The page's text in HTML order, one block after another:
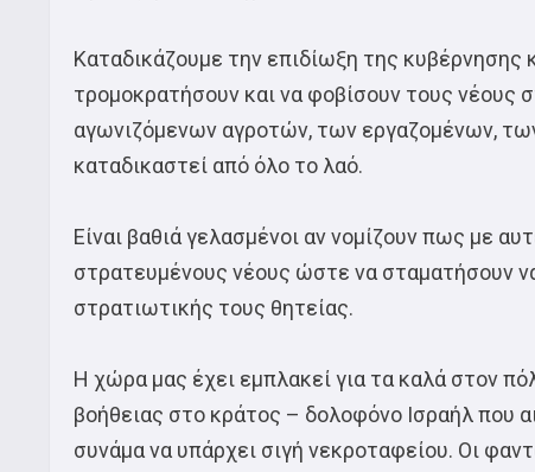
Καταδικάζουμε την επιδίωξη της κυβέρνησης
τρομοκρατήσουν και να φοβίσουν τους νέους
αγωνιζόμενων αγροτών, των εργαζομένων,
καταδικαστεί από όλο το λαό.
Είναι βαθιά γελασμένοι αν νομίζουν πως με
στρατευμένους νέους ώστε να σταματήσουν
στρατιωτικής τους θητείας.
Η χώρα μας έχει εμπλακεί για τα καλά στον
βοήθειας στο κράτος – δολοφόνο Ισραήλ που
συνάμα να υπάρχει σιγή νεκροταφείου. Οι